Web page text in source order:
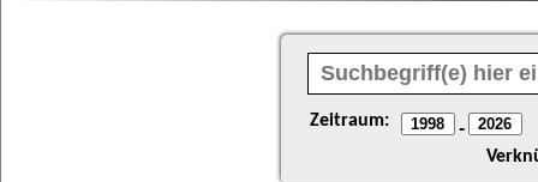
Zeitraum: -